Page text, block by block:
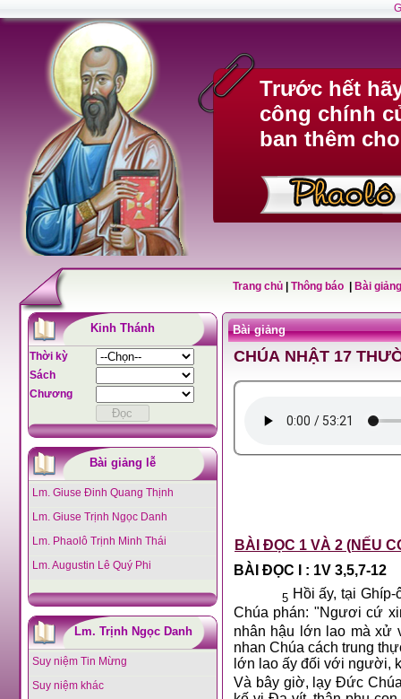
Trước hết
công chính
ban thêm cho
Trang chủ Thông báo Bài
Kinh Thánh
Thời kỳ
Sách
Chương
Bài giảng lễ
Lm. Giuse Đinh Quang Thịnh
Lm. Giuse Trịnh Ngọc Danh
Lm. Phaolô Trịnh Minh Thái
Lm. Augustin Lê Quý Phi
Lm. Trịnh Ngọc Danh
Suy niệm Tin Mừng
Suy niệm khác
Bài giảng
CHÚA NHẬT 17
BÀI ĐỌC 1 VÀ 2 (NẾU
BÀI ĐỌC I : 1V 3,5,7-12
5 Hồi ấy, tại
Chúa phán: "Ngươi cứ
nhân hậu lớn lao mà
nhan Chúa cách trung
lớn lao ấy đối với người,
Và bây giờ, lạy Đức